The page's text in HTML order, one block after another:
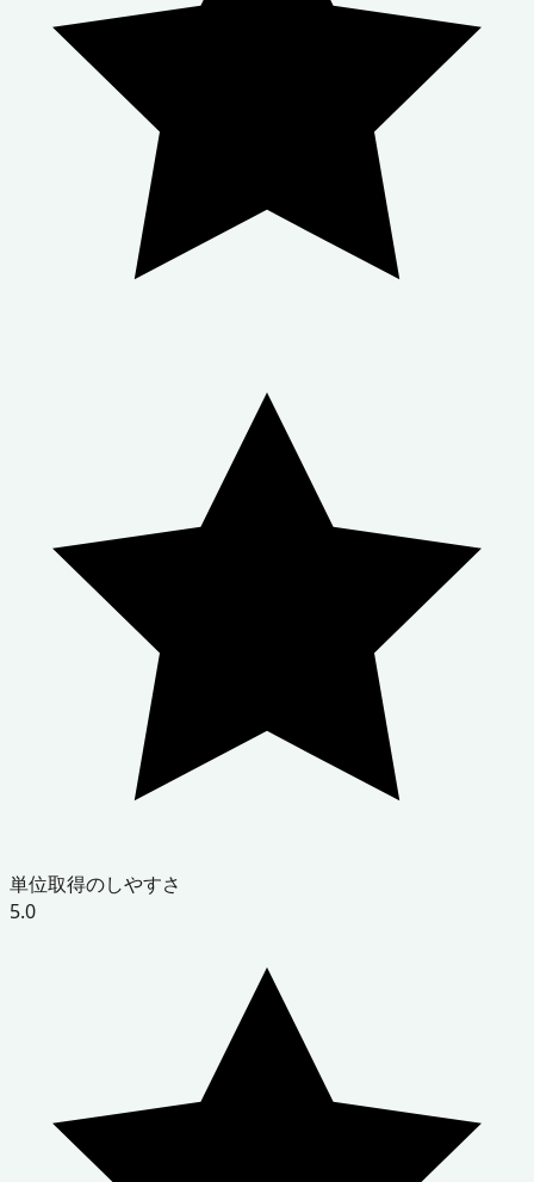
単位取得のしやすさ
5.0